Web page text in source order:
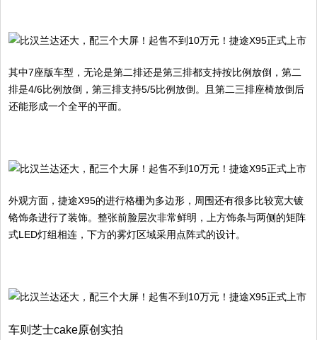
其中7座版车型，无论是第二排还是第三排都支持按比例放倒，第二
排是4/6比例放倒，第三排支持5/5比例放倒。且第二三排座椅放倒后
还能形成一个全平的平面。
外观方面，捷途X95的进行格栅为多边形，周围还有很多比较宽大镀
铬饰条进行了装饰。整张前脸层次非常鲜明，上方饰条与两侧的矩阵
式LED灯组相连，下方的雾灯区域采用点阵式的设计。
车则芝士cake原创实拍